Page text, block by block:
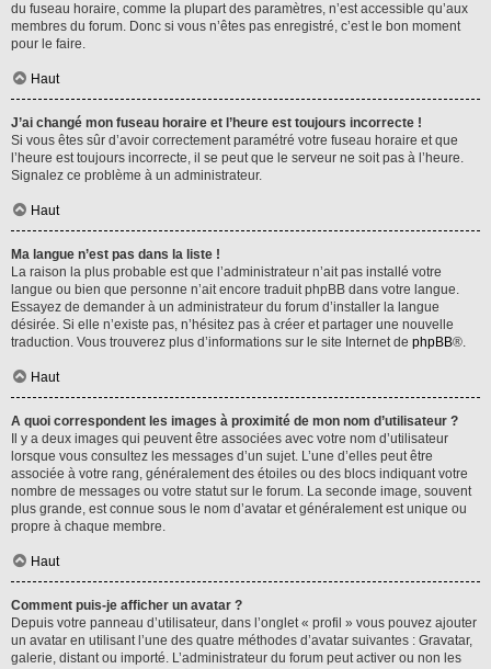
du fuseau horaire, comme la plupart des paramètres, n’est accessible qu’aux
membres du forum. Donc si vous n’êtes pas enregistré, c’est le bon moment
pour le faire.
Haut
J’ai changé mon fuseau horaire et l’heure est toujours incorrecte !
Si vous êtes sûr d’avoir correctement paramétré votre fuseau horaire et que
l’heure est toujours incorrecte, il se peut que le serveur ne soit pas à l’heure.
Signalez ce problème à un administrateur.
Haut
Ma langue n’est pas dans la liste !
La raison la plus probable est que l’administrateur n’ait pas installé votre
langue ou bien que personne n’ait encore traduit phpBB dans votre langue.
Essayez de demander à un administrateur du forum d’installer la langue
désirée. Si elle n’existe pas, n’hésitez pas à créer et partager une nouvelle
traduction. Vous trouverez plus d’informations sur le site Internet de phpBB®.
Haut
A quoi correspondent les images à proximité de mon nom d’utilisateur ?
Il y a deux images qui peuvent être associées avec votre nom d’utilisateur
lorsque vous consultez les messages d’un sujet. L’une d’elles peut être
associée à votre rang, généralement des étoiles ou des blocs indiquant votre
nombre de messages ou votre statut sur le forum. La seconde image, souvent
plus grande, est connue sous le nom d’avatar et généralement est unique ou
propre à chaque membre.
Haut
Comment puis-je afficher un avatar ?
Depuis votre panneau d’utilisateur, dans l’onglet « profil » vous pouvez ajouter
un avatar en utilisant l’une des quatre méthodes d’avatar suivantes : Gravatar,
galerie, distant ou importé. L’administrateur du forum peut activer ou non les